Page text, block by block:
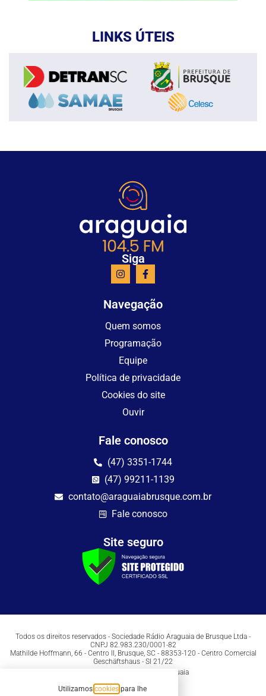
LINKS ÚTEIS
Siga
Navegação
Quem somos
Programação
Equipe
Política de privacidade
Cookies do site
Ouvir
Fale conosco
(47) 3351-1744
(47) 99211-1139
contato@araguaiabrusque.com.br
Fale conosco
Site seguro
Todos os direitos reservados - Sociedade Rádio Araguaia de Brusque Ltda -
CNPJ 82.983.230/0001-82
Mathilde Hoffmann, 66 - Centro II, Brusque, SC - 88353-120 - Centro Comercial
Geschäftshaus - Sl 21/22
Copyright © 2026 | Rádio Araguaia
Utilizamos cookies para lhe